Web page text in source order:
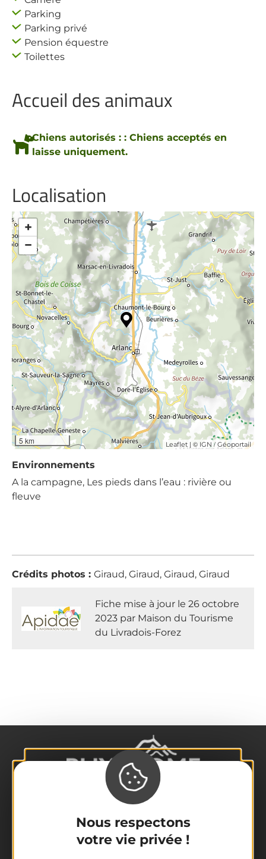
Nous respectons
votre vie privée !
Parking
Parking privé
Pension équestre
Toilettes
Accueil des animaux
Chiens autorisés : : Chiens acceptés en
laisse uniquement.
Localisation
+
−
5 km Leaflet | © IGN/ Géoportail
Environnements
A la campagne, Les pieds dans l’eau : rivière ou
fleuve
Crédits photos : Giraud, Giraud, Giraud, Giraud
Fiche mise à jour le 26 octobre
2023 par Maison du Tourisme
du Livradois-Forez
La destination
Nos incontournables